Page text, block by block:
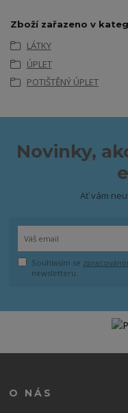
Zboží zařazeno v
LÁTKY
ÚPLET
POTIŠTĚNÝ ÚPLET
Novinky,
Ať vám
Souhlasím se
newsletteru.
O NÁS